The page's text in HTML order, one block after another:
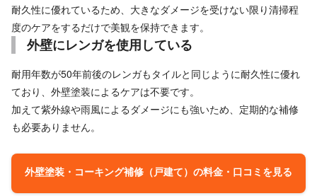
耐久性に優れているため、大きなダメージを受けない限り清掃程
度のケアをするだけで美観を保持できます。
外壁にレンガを使用している
耐用年数が50年前後のレンガもタイルと同じように耐久性に優れ
ており、外壁塗装によるケアは不要です。
加えて紫外線や雨風によるダメージにも強いため、定期的な補修
も必要ありません。
外壁塗装・コーキング補修（戸建て）の料金・口コミを見る